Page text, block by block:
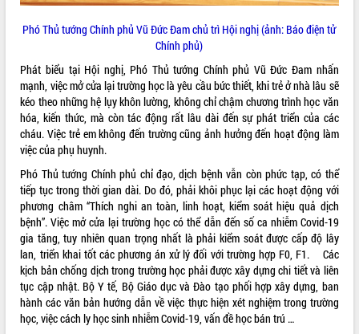
Thứ trưởng Bộ Nông nghiệp và Môi
trường Nguyễn Hoàng Hiệp khảo sát
vùng trồng và doanh nghiệp đóng gói
Trình diễn nghệ thuật chế biến các
món ăn từ sầu riêng
Đắk Lắk công bố Quy hoạch và xúc
tiến đầu tư tỉnh
Ngành cá ngừ Đắk Lắk chủ động thích
ứng để giữ vững thị trường xuất khẩu
Diễn đàn Kinh tế tư nhân Việt Nam đột
phá cơ chế - Hợp tác công tư
Đề án 06 tạo bước ngoặt đột phá trong
cải cách hành chính tỉnh Đắk Lắk
Kết nối tour, đẩy mạnh chuyển đổi số
để phát triển du lịch Đắk Lắk
Khởi động Dự án Đầu tư xây dựng hạ
tầng kỹ thuật Cụm công nghiệp Tân
Tiến
Phó Thủ tướng Chính phủ Vũ Đức Đam chủ trì Hội nghị (ảnh: Báo điện tử
Chính phủ)
Phát biểu tại Hội nghị, Phó Thủ tướng Chính phủ Vũ Đức Đam nhấn
mạnh, việc mở cửa lại trường học là yêu cầu bức thiết, khi trẻ ở nhà lâu sẽ
kéo theo những hệ lụy khôn lường, không chỉ chậm chương trình học văn
hóa, kiến thức, mà còn tác động rất lâu dài đến sự phát triển của các
cháu. Việc trẻ em không đến trường cũng ảnh hưởng đến hoạt động làm
việc của phụ huynh.
Phó Thủ tướng Chính phủ chỉ đạo, dịch bệnh vẫn còn phức tạp, có thể
tiếp tục trong thời gian dài. Do đó, phải khôi phục lại các hoạt động với
phương châm “Thích nghi an toàn, linh hoạt, kiểm soát hiệu quả dịch
bệnh”. Việc mở cửa lại trường học có thể dẫn đến số ca nhiễm Covid-19
gia tăng, tuy nhiên quan trọng nhất là phải kiểm soát được cấp độ lây
lan, triển khai tốt các phương án xử lý đối với trường hợp F0, F1. Các
kịch bản chống dịch trong trường học phải được xây dựng chi tiết và liên
tục cập nhật. Bộ Y tế, Bộ Giáo dục và Đào tạo phối hợp xây dựng, ban
hành các văn bản hướng dẫn về việc thực hiện xét nghiệm trong trường
học, việc cách ly học sinh nhiễm Covid-19, vấn đề học bán trú …